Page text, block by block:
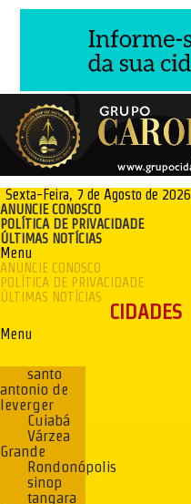
Sexta-Feira, 7 de Agosto de 2026
ANUNCIE CONOSCO
POLÍTICA DE PRIVACIDADE
ÚLTIMAS NOTÍCIAS
Menu
ANUNCIE CONOSCO
POLÍTICA DE PRIVACIDADE
ÚLTIMAS NOTÍCIAS
CIDADES
Menu
santo
antonio de
leverger
Cuiabá
Várzea
Grande
Rondonópolis
sinop
tangara